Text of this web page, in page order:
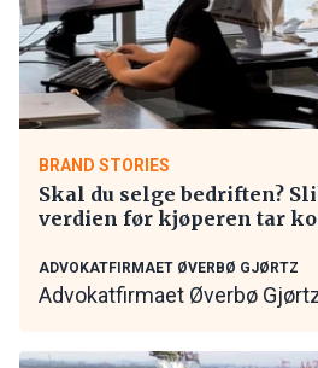
BRAND STORIES
Skal du selge bedriften?
verdien før kjøperen tar
ADVOKATFIRMAET ØVERBØ GJØRTZ
Advokatfirmaet Øverbø